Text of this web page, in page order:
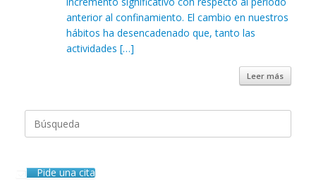
anterior al confinamiento. El cambio en nuestros
hábitos ha desencadenado que, tanto las
actividades […]
Leer más
Buscar:
Pide una cita